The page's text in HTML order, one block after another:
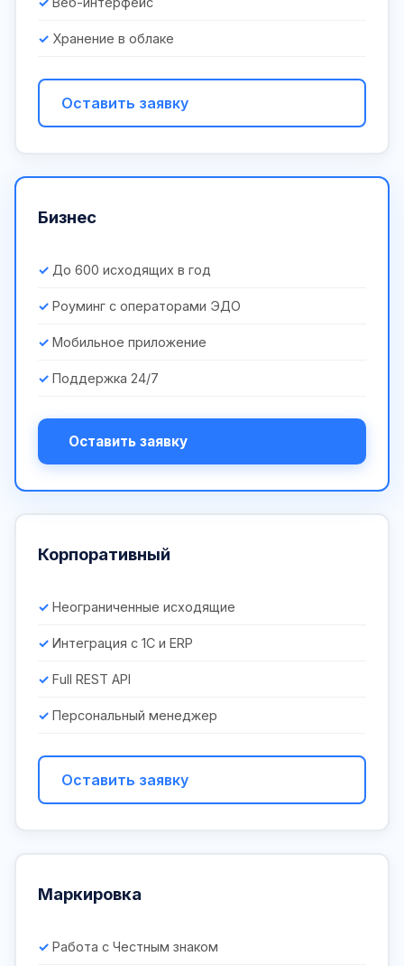
Хранение в облаке
Оставить заявку
Бизнес
До 600 исходящих в год
Роуминг с операторами ЭДО
Мобильное приложение
Поддержка 24/7
Оставить заявку
Корпоративный
Неограниченные исходящие
Интеграция с 1С и ERP
Full REST API
Персональный менеджер
Оставить заявку
Маркировка
Работа с Честным знаком